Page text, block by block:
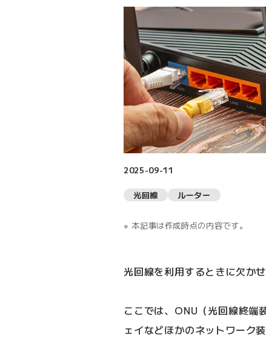
2025-09-11
光回線 ルーター
本記事は作成時点の内容です。
光回線を利用するときに欠か
ここでは、ONU（光回線終端
ェイなどほかのネットワーク